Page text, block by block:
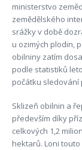
ministerstvo
zemědělského
srážky v době
u ozimých plodin,
obilniny zatím
podle statistiků
počátku sledování
Sklizeň obilnin a
především díky
celkových 1,2
hektarů. Loni